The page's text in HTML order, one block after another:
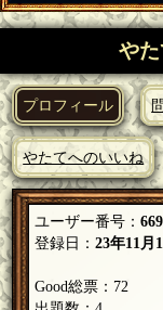
や
プロフィール
やたてへのいいね
ユーザー番号：
登録日：23年11月
Good総票：72